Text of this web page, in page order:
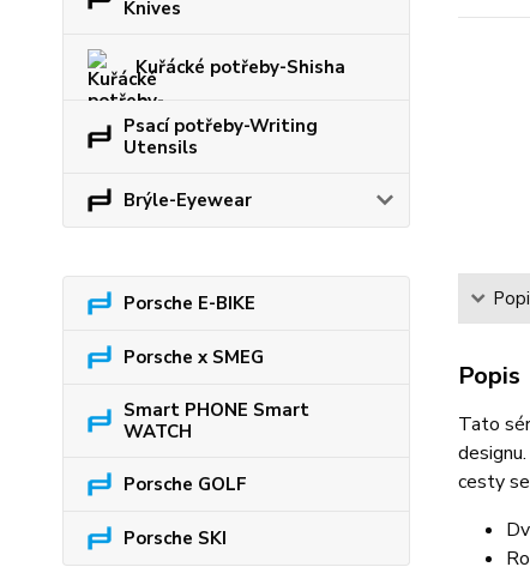
Knives
Kuřácké potřeby-Shisha
Psací potřeby-Writing
Utensils
Brýle-Eyewear
Porsche E-BIKE
Porsche x SMEG
Smart PHONE Smart
WATCH
Porsche GOLF
Porsche SKI
Popis
Tato
cesty